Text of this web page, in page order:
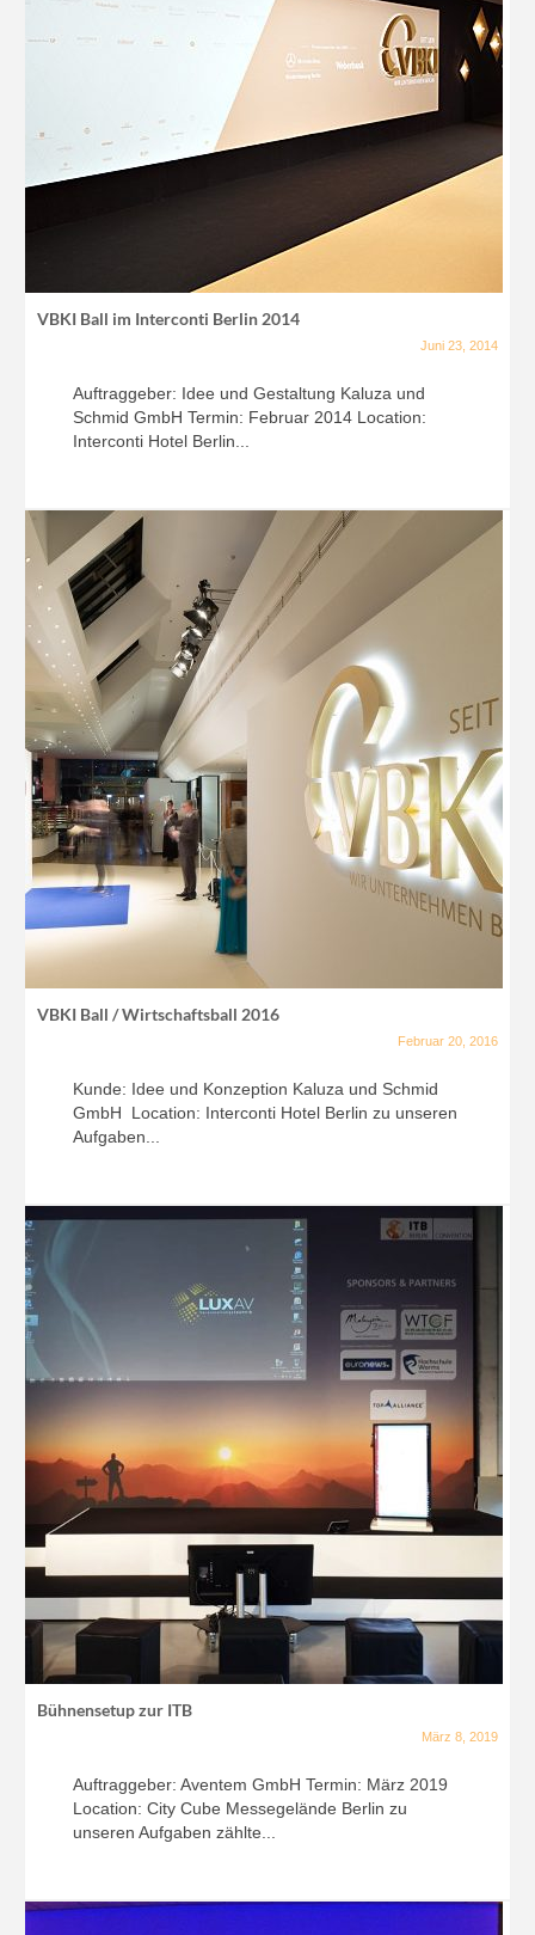
VBKI Ball im Interconti Berlin 2014
Juni 23, 2014
Auftraggeber: Idee und Gestaltung Kaluza und
Schmid GmbH Termin: Februar 2014 Location:
Interconti Hotel Berlin...
VBKI Ball / Wirtschaftsball 2016
Februar 20, 2016
Kunde: Idee und Konzeption Kaluza und Schmid
GmbH Location: Interconti Hotel Berlin zu unseren
Aufgaben...
Bühnensetup zur ITB
März 8, 2019
Auftraggeber: Aventem GmbH Termin: März 2019
Location: City Cube Messegelände Berlin zu
unseren Aufgaben zählte...